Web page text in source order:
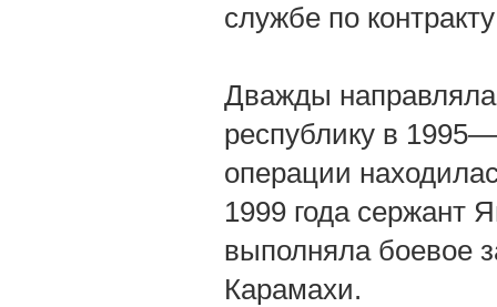
службе по
Дважды
республику в
операции
1999 года сержант
выполняла боевое
Карамахи.